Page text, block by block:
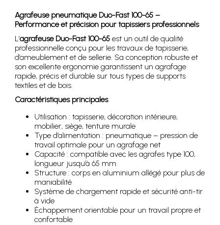
Agrafeuse pneumatique Duo-Fast 100-65 –
Performance et précision pour tapissiers professionnels
L’agrafeuse Duo-Fast 100-65 est un outil de qualité
professionnelle conçu pour les travaux de tapisserie,
d’ameublement et de sellerie. Sa conception robuste et
son excellente ergonomie garantissent un agrafage
rapide, précis et durable sur tous types de supports
textiles et de bois.
Caractéristiques principales
Utilisation : tapisserie, décoration intérieure,
mobilier, siège, tenture murale
Type d’alimentation : pneumatique – pression de
travail optimale pour un agrafage net
Capacité : compatible avec les agrafes type 100,
longueur jusqu’à 65 mm
Structure : corps en aluminium allégé pour plus de
maniabilité
Système de chargement rapide et sécurité anti-tir
à vide
Échappement orientable pour un travail propre et
confortable